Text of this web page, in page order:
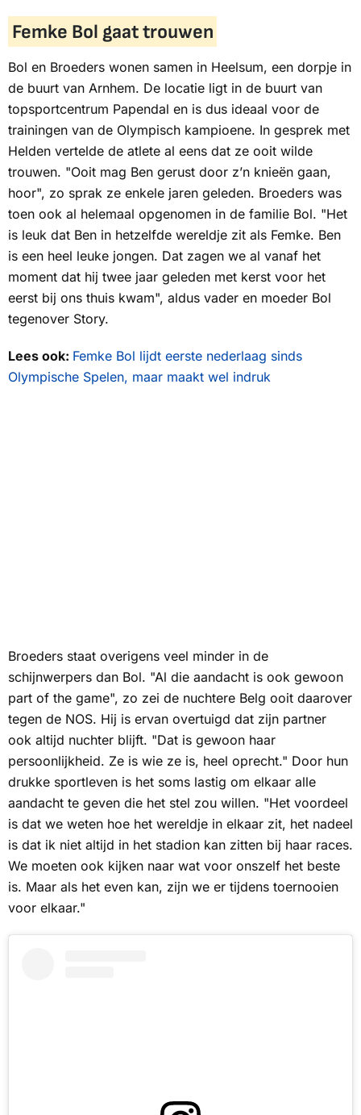
Femke Bol gaat trouwen
Bol en Broeders wonen samen in Heelsum, een dorpje in
de buurt van Arnhem. De locatie ligt in de buurt van
topsportcentrum Papendal en is dus ideaal voor de
trainingen van de Olympisch kampioene. In gesprek met
Helden vertelde de atlete al eens dat ze ooit wilde
trouwen. "Ooit mag Ben gerust door z’n knieën gaan,
hoor", zo sprak ze enkele jaren geleden. Broeders was
toen ook al helemaal opgenomen in de familie Bol. "Het
is leuk dat Ben in hetzelfde wereldje zit als Femke. Ben
is een heel leuke jongen. Dat zagen we al vanaf het
moment dat hij twee jaar geleden met kerst voor het
eerst bij ons thuis kwam", aldus vader en moeder Bol
tegenover Story.
Lees ook: Femke Bol lijdt eerste nederlaag sinds
Olympische Spelen, maar maakt wel indruk
Broeders staat overigens veel minder in de
schijnwerpers dan Bol. "Al die aandacht is ook gewoon
part of the game", zo zei de nuchtere Belg ooit daarover
tegen de NOS. Hij is ervan overtuigd dat zijn partner
ook altijd nuchter blijft. "Dat is gewoon haar
persoonlijkheid. Ze is wie ze is, heel oprecht." Door hun
drukke sportleven is het soms lastig om elkaar alle
aandacht te geven die het stel zou willen. "Het voordeel
is dat we weten hoe het wereldje in elkaar zit, het nadeel
is dat ik niet altijd in het stadion kan zitten bij haar races.
We moeten ook kijken naar wat voor onszelf het beste
is. Maar als het even kan, zijn we er tijdens toernooien
voor elkaar."